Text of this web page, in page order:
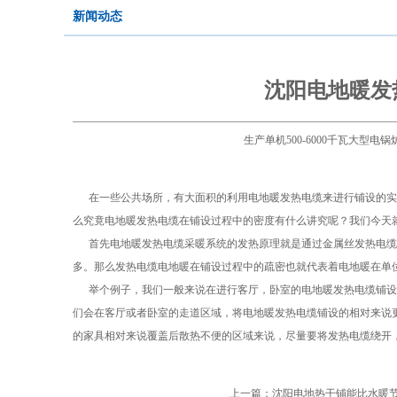
新闻动态
沈阳电地暖
生产单机500-6000千瓦大型电
在一些公共场所，有大面积的利用电地暖发热电缆来进行铺设的
么究竟电地暖发热电缆在铺设过程中的密度有什么讲究呢？我们今天
首先电地暖发热电缆采暖系统的发热原理就是通过金属丝发热电
多。那么发热电缆电地暖在铺设过程中的疏密也就代表着电地暖在单
举个例子，我们一般来说在进行客厅，卧室的电地暖发热电缆铺
们会在客厅或者卧室的走道区域，将电地暖发热电缆铺设的相对来
的家具相对来说覆盖后散热不便的区域来说，尽量要将发热电缆绕
上一篇： 沈阳电地热干铺能比水暖